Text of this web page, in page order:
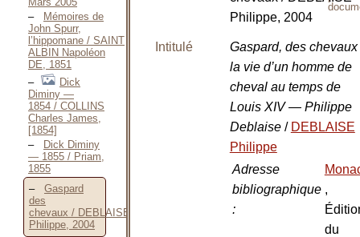
Mémoires de
John Spurr,
l’hippomane / SAINT
ALBIN Napoléon
DE, 1851
Dick
Diminy —
1854 / COLLINS
Charles James,
[1854]
Dick Diminy
— 1855 / Priam,
1855
Gaspard
des
chevaux / DEBLAISE
Philippe, 2004
Philippe, 2004
Intitulé
Gaspard, des chevaux
la vie d’un homme de
cheval au temps de
Louis XIV — Philippe
Deblaise / DEBLAISE
Philippe
Adresse
bibliographique
:
,
du